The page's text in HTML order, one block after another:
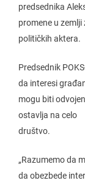
predsednika
promene u
političkih aktera.
Predsednik
da interesi
mogu biti
ostavlja na celo
društvo.
„Razumemo da
da obezbede